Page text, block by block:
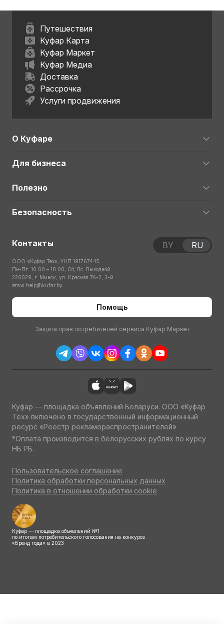
Путешествия
Куфар Карта
Куфар Маркет
Куфар Медиа
Доставка
Рассрочка
Услуги продвижения
О Куфаре
Для бизнеса
Полезно
Безопасность
Контакты
ООО «Куфар Тех», УНП 191767445
Пн-Пт: 10:00 – 18:00; Сб, Вс: Выходной
220029, г. Минск, ул. Красная 7А-2, 3-й
этаж help@kufar.by
Помощь
Защита прав потребителей сервиса Куфар Маркет
BY RU
Куфар — площадка объявлений Беларуси. ООО «Куфар
Тех» включено в государственный информационный
ресурс «Реестр рекламораспространителей»
*Оплата производится в белорусских рублях по курсу
НБ РБ.
Пользовательское соглашение
Политика обработки персональных данных
Политика в отношении обработки cookie
Куфар — площадка объявлений №1
по итогам потребительского голосования на конкурсе
«Бренд года» в 2023